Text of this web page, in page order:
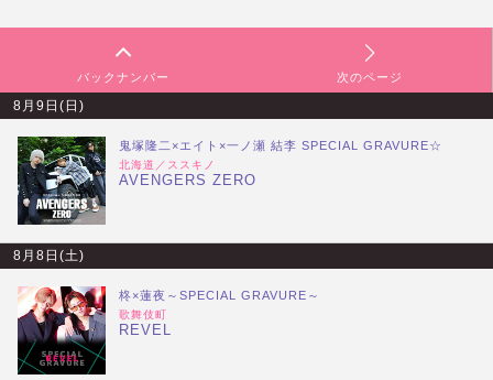
バックナンバー 次のページ
8月9日(日)
鬼塚隆二×エイト×一ノ瀬 結李 SPECIAL GRAVURE☆
北海道／ススキノ
AVENGERS ZERO
8月8日(土)
柊×蓮夜～SPECIAL GRAVURE～
歌舞伎町
REVEL